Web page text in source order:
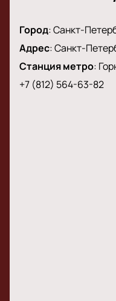
Город:Санкт-
Адрес:Санкт-
Станция метро:
+7 (812) 564-63-82